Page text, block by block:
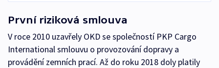
První riziková smlouva
V roce 2010 uzavřely OKD se společností PKP Cargo
International smlouvu o provozování dopravy a
provádění zemních prací. Až do roku 2018 doly platily